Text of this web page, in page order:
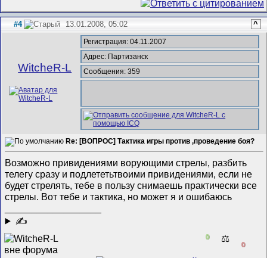
#4 13.01.2008, 05:02 ^
WitcheR-L
Регистрация: 04.11.2007
Адрес: Партизанск
Сообщения: 359
Re: [ВОПРОС] Тактика игры против ,проведение боя?
Возможно привидениями ворующими стрелы, разбить
телегу сразу и подлететьтвоими привидениями, если не
будет стрелять, тебе в пользу снимаешь практически все
стрелы. Вот тебе и тактика, но может я и ошибаюсь
✍
0 ⚖️
0